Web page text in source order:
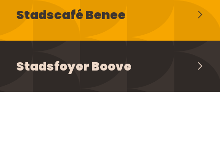
Stadscafé Benee
Stadsfoyer Boove